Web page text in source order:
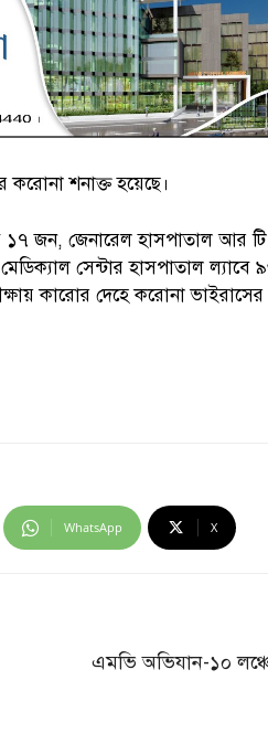
করোনা শনাক্ত হয়েছে।
১৭ জন, জেনারেল হাসপাতাল আর
সেন্টার হাসপাতাল
কারোর দেহে করোনা
WhatsApp X
এমভি অভিযান-১০